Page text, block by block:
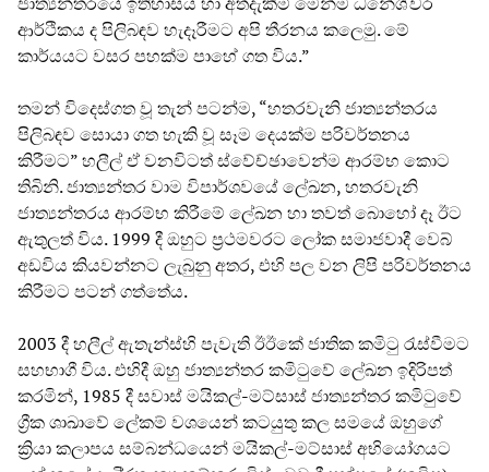
ආර්ථිකය ද පිලිබඳව හැදෑරීමට අපි තීරනය කලෙමු. මේ
කාර්යයට වසර පහක්ම පාහේ ගත විය.”
තමන් විදෙස්ගත වූ තැන් පටන්ම, “හතරවැනි ජාත්‍යන්තරය
පිලිබඳව සොයා ගත හැකි වූ සෑම දෙයක්ම පරිවර්තනය
කිරීමට” හලීල් ඒ වනවිටත් ස්වේච්ඡාවෙන්ම ආරම්භ කොට
තිබිනි. ජාත්‍යන්තර වාම විපාර්ශවයේ ලේඛන, හතරවැනි
ජාත්‍යන්තරය ආරම්භ කිරීමේ ලේඛන හා තවත් බොහෝ දෑ ඊට
ඇතුලත් විය. 1999 දී ඔහුට ප්‍රථමවරට ලෝක සමාජවාදී වෙබ්
අඩවිය කියවන්නට ලැබුනු අතර, එහි පල වන ලිපි පරිවර්තනය
කිරීමට පටන් ගත්තේය.
2003 දී හලීල් ඇතැන්ස්හි පැවැති ඊඊකේ ජාතික කමිටු රැස්වීමට
සහභාගී විය. එහිදී ඔහු ජාත්‍යන්තර කමිටුවේ ලේඛන ඉදිරිපත්
කරමින්, 1985 දී සවාස් මයිකල්-මට්සාස් ජාත්‍යන්තර කමිටුවේ
ග්‍රීක ශාඛාවේ ලේකම් වශයෙන් කටයුතු කල සමයේ ඔහුගේ
ක්‍රියා කලාපය සම්බන්ධයෙන් මයිකල්-මට්සාස් අභියෝගයට